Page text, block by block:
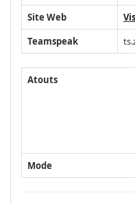
Site Web
Teamspeak
Atouts
Mode